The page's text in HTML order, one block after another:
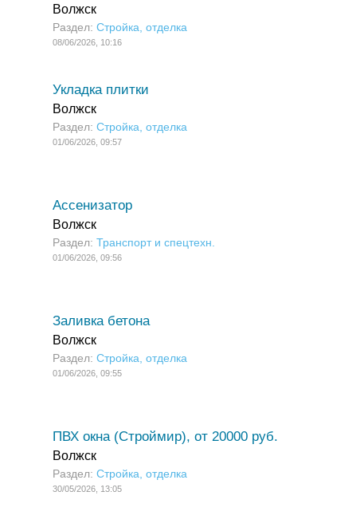
Волжск
Раздел: Стройка, отделка
08/06/2026, 10:16
Укладка плитки
Волжск
Раздел: Стройка, отделка
01/06/2026, 09:57
Ассенизатор
Волжск
Раздел: Транспорт и спецтехн.
01/06/2026, 09:56
Заливка бетона
Волжск
Раздел: Стройка, отделка
01/06/2026, 09:55
ПВХ окна (Строймир), от 20000 руб.
Волжск
Раздел: Стройка, отделка
30/05/2026, 13:05